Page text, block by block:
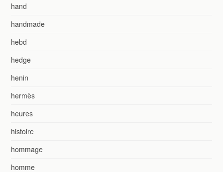
hand
handmade
hebd
hedge
henin
hermès
heures
histoire
hommage
homme